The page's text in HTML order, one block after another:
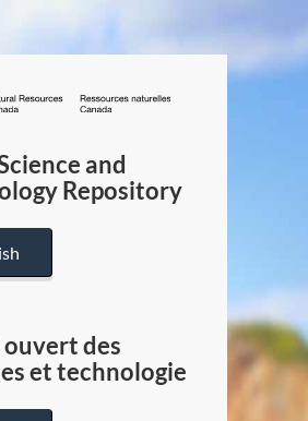
/
Canada
and
Repository
des
et technologie